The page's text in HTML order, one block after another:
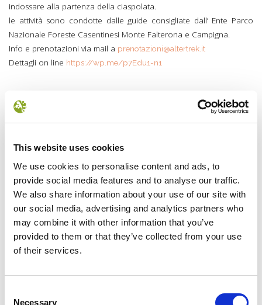
This website uses cookies
We use cookies to personalise content and ads, to
provide social media features and to analyse our traffic.
We also share information about your use of our site with
our social media, advertising and analytics partners who
may combine it with other information that you’ve
provided to them or that they’ve collected from your use
of their services.
Necessary
indossare alla partenza della ciaspolata.
le attività sono condotte dalle guide consigliate dall’ Ente Parco
Nazionale Foreste Casentinesi Monte Falterona e Campigna.
Info e prenotazioni via mail a prenotazioni@altertrek.it
Dettagli on line https://wp.me/p7Edu1-n1
percorre solo